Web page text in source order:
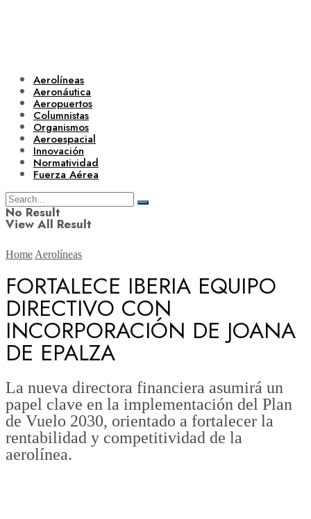
Aerolíneas
Aeronáutica
Aeropuertos
Columnistas
Organismos
Aeroespacial
Innovación
Normatividad
Fuerza Aérea
No Result
View All Result
Aerolíneas
Aeronáutica
Aeropuertos
Columnistas
Home Aerolíneas
FORTALECE IBERIA EQUIPO
DIRECTIVO CON
INCORPORACIÓN DE JOANA
DE EPALZA
La nueva directora financiera asumirá un
papel clave en la implementación del Plan
de Vuelo 2030, orientado a fortalecer la
rentabilidad y competitividad de la
aerolínea.